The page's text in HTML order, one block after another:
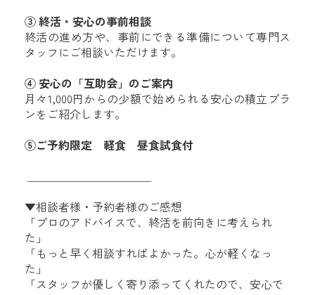
③ 終活・安心の事前相談
終活の進め方や、事前にできる準備について専門ス
タッフにご相談いただけます。
④ 安心の「互助会」のご案内
月々1,000円からの少額で始められる安心の積立プラ
ンをご紹介します。
⑤ご予約限定 軽食 昼食試食付
▼相談者様・予約者様のご感想
「プロのアドバイスで、終活を前向きに考えられ
た」
「もっと早く相談すればよかった。心が軽くなっ
た」
「スタッフが優しく寄り添ってくれたので、安心で